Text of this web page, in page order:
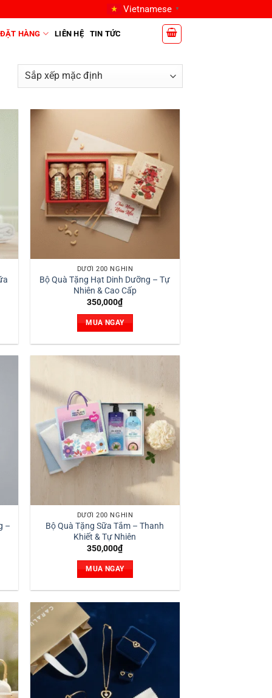
Vietnamese ▼
ĐẶT HÀNG LIÊN HỆ TIN TỨC
DƯỚI 200 NGHÌN
Bộ Quà Tặng Hạt Dinh Dưỡng – Tự
Nhiên & Cao Cấp
350,000₫
MUA NGAY
–
DƯỚI 200 NGHÌN
Bộ Quà Tặng Sữa Tắm – Thanh
Khiết & Tự Nhiên
350,000₫
MUA NGAY